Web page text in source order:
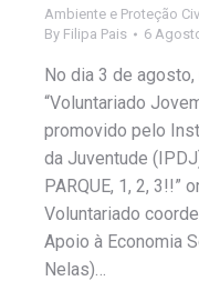
Ambiente e Proteção
By Filipa Pais 6
No dia 3 de
“Voluntariado
promovido pelo
da Juventude
PARQUE, 1, 2, 3!!”
Voluntariado
Apoio à Economia
Nelas)…